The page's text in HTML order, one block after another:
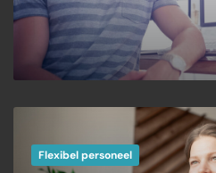
Flexibel personeel